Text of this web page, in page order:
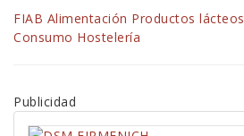
FIAB Alimentación Productos lácteos
Consumo Hostelería
Publicidad